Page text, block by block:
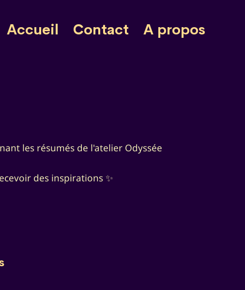
Accueil Contact A propos
les résumés de l'atelier Odyssée
des inspirations ✨